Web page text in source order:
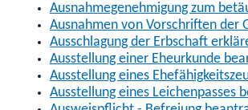
Ausnahmegenehmigung zum
Ausnahmen von Vorschriften der
Ausschlagung der Erbschaft
Ausstellung einer Eheurkunde
Ausstellung eines
Ausstellung eines Leichenpasses